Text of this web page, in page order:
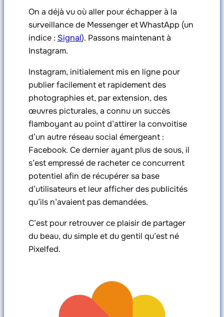
On a déjà vu où aller pour échapper à la
surveillance de Messenger et WhastApp (un
indice : Signal). Passons maintenant à
Instagram.
Instagram, initialement mis en ligne pour
publier facilement et rapidement des
photographies et, par extension, des
œuvres picturales, a connu un succès
flamboyant au point d’attirer la convoitise
d’un autre réseau social émergeant :
Facebook. Ce dernier ayant plus de sous, il
s’est empressé de racheter ce concurrent
potentiel afin de récupérer sa base
d’utilisateurs et leur afficher des publicités
qu’ils n’avaient pas demandées.
C’est pour retrouver ce plaisir de partager
du beau, du simple et du gentil qu’est né
Pixelfed.